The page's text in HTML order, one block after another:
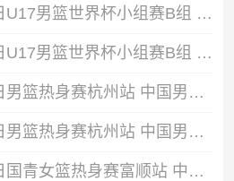
2026年06月30日U17男篮世界杯小组赛B组 立陶宛U17男篮 - 中国U17男篮 全场录像
2026年06月29日U17男篮世界杯小组赛B组 中国U17男篮 - 加拿大U17男篮 录像
2026年06月23日男篮热身赛杭州站 中国男篮 - 荷兰男篮 全场录像
2026年06月21日男篮热身赛杭州站 中国男篮 - 澳大利亚男篮 全场录像
2026年06月15日国青女篮热身赛富顺站 中国U17女篮 - 伏伊伏丁那女篮 全场录像